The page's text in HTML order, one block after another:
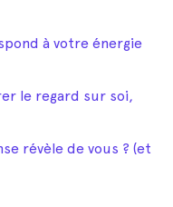
à votre énergie
le regard sur soi,
révèle de vous ? (et